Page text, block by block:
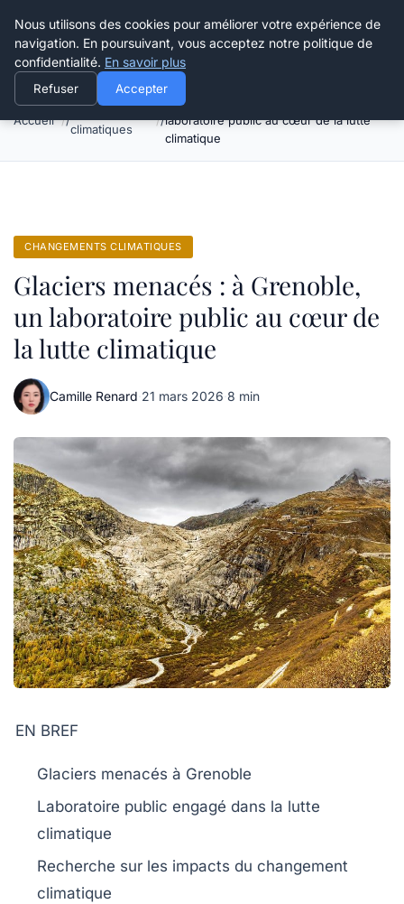
Happy Calyx Farmer
Accueil
climatiques
Glaciers menacés : à Grenoble, un
laboratoire public au cœur de la lutte
climatique
CHANGEMENTS CLIMATIQUES
Glaciers menacés : à Grenoble,
un laboratoire public au cœur de
la lutte climatique
Camille Renard·21 mars 2026·8 min
EN BREF
Glaciers menacés à Grenoble
Laboratoire public engagé dans la lutte
climatique
Recherche sur les impacts du changement
climatique
Nous utilisons des cookies pour améliorer votre expérience de
navigation. En poursuivant, vous acceptez notre politique de
confidentialité. En savoir plus
Refuser Accepter